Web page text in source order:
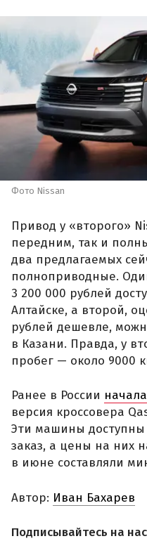
Фото Nissan
Привод у «второго»
передним, так и
два предлагаемых
полноприводные.
3 200 000 рублей
Алтайске, а второй,
рублей дешевле,
в Казани. Правда, у
пробег — около 9000
Ранее в России
версия кроссовера
Эти машины доступны
заказ, а цены на них
в июне составляли
Автор: Иван Бахарев
Подписывайтесь на